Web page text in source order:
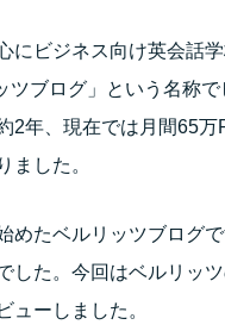
にビジネス向け英会話
ツブログ」という名称
2年、現在では月間65
ました。
めたベルリッツブログ
した。今回はベルリッ
ューしました。